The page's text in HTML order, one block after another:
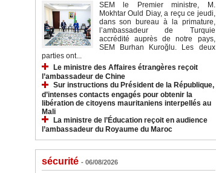
SEM le Premier ministre, M.
Mokhtar Ould Diay, a reçu ce jeudi,
dans son bureau à la primature,
l’ambassadeur de Turquie
accrédité auprès de notre pays,
SEM Burhan Kuroğlu. Les deux
parties ont...
Le ministre des Affaires étrangères reçoit
l’ambassadeur de Chine
Sur instructions du Président de la République,
d’intenses contacts engagés pour obtenir la
libération de citoyens mauritaniens interpellés au
Mali
La ministre de l’Éducation reçoit en audience
l’ambassadeur du Royaume du Maroc
sécurité - 06/08/2026